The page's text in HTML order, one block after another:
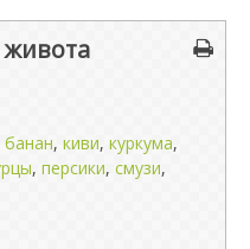
живота
банан, киви, куркума,
, персики, смузи,